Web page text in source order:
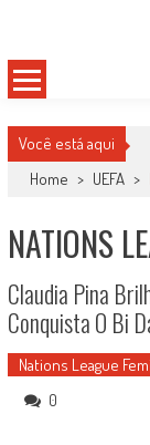
content
Você está aqui
Home > UEFA >
NATIONS
Claudia Pina
Conquista O Bi
Nations League
0